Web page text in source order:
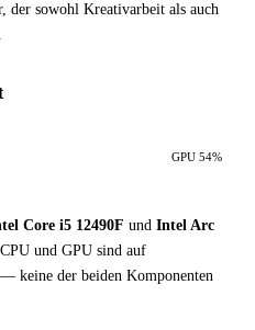
der sowohl Kreativarbeit als auch
GPU 54%
Core i5 12490F und Intel Arc
und GPU sind auf
keine der beiden Komponenten